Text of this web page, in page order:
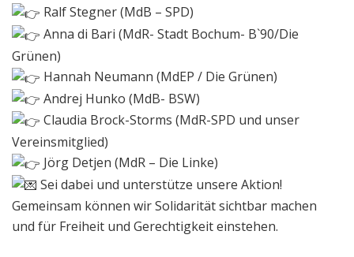
Ralf Stegner (MdB – SPD)
Anna di Bari (MdR- Stadt Bochum- B`90/Die
Grünen)
Hannah Neumann (MdEP / Die Grünen)
Andrej Hunko (MdB- BSW)
Claudia Brock-Storms (MdR-SPD und unser
Vereinsmitglied)
Jörg Detjen (MdR – Die Linke)
Sei dabei und unterstütze unsere Aktion!
Gemeinsam können wir Solidarität sichtbar machen
und für Freiheit und Gerechtigkeit einstehen.